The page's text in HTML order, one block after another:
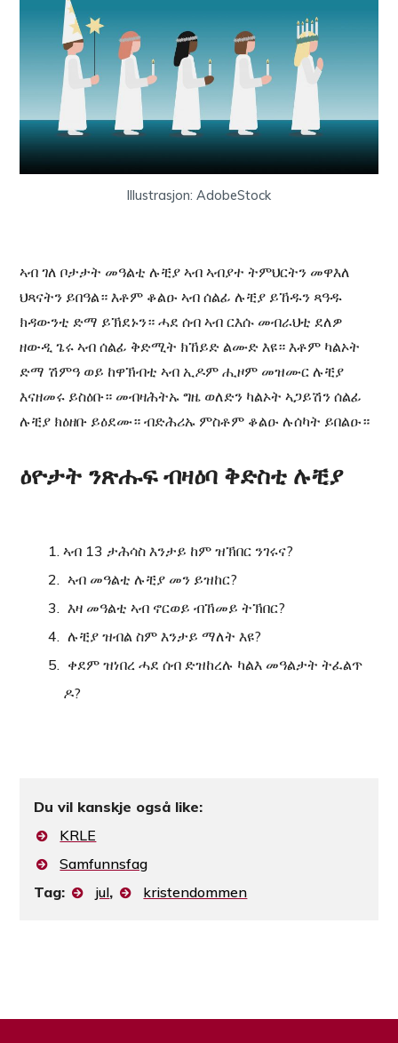
Illustrasjon: AdobeStock
ኣብ ገለ ቦታታት መዓልቲ ሉቺያ ኣብ ኣብያተ ትምህርትን መዋእለ
ህጻናትን ይበዓል። እቶም ቆልዑ ኣብ ሰልፊ ሉቺያ ይኸዱን ጻዓዱ
ክዳውንቲ ድማ ይኽደኑን። ሓደ ሰብ ኣብ ርእሱ መብራህቲ ደለዎ
ዘውዲ ጌሩ ኣብ ሰልፊ ቅድሚት ክኸይድ ልሙድ እዩ። እቶም ካልኦት
ድማ ሽምዓ ወይ ከዋኽብቲ ኣብ ኢዶም ሒዞም መዝሙር ሉቺያ
እናዘመሩ ይስዕቡ። መብዛሕትኡ ግዜ ወለድን ካልኦት ኣጋይሽን ሰልፊ
ሉቺያ ክዕዘቡ ይዕደሙ። ብድሕሪኡ ምስቶም ቆልዑ ሉሰካት ይበልዑ።
ዕዮታት ንጽሑፍ ብዛዕባ ቅድስቲ ሉቺያ
ኣብ 13 ታሕሳስ እንታይ ከም ዝኽበር ንገሩና?
ኣብ መዓልቲ ሉቺያ መን ይዝከር?
እዛ መዓልቲ ኣብ ኖርወይ ብኸመይ ትኽበር?
ሉቺያ ዝብል ስም እንታይ ማለት እዩ?
ቀደም ዝነበረ ሓደ ሰብ ድዝከረሉ ካልእ መዓልታት ትፈልጥ
ዶ?
Du vil kanskje også like:
KRLE
Samfunnsfag
Tag:
jul, kristendommen